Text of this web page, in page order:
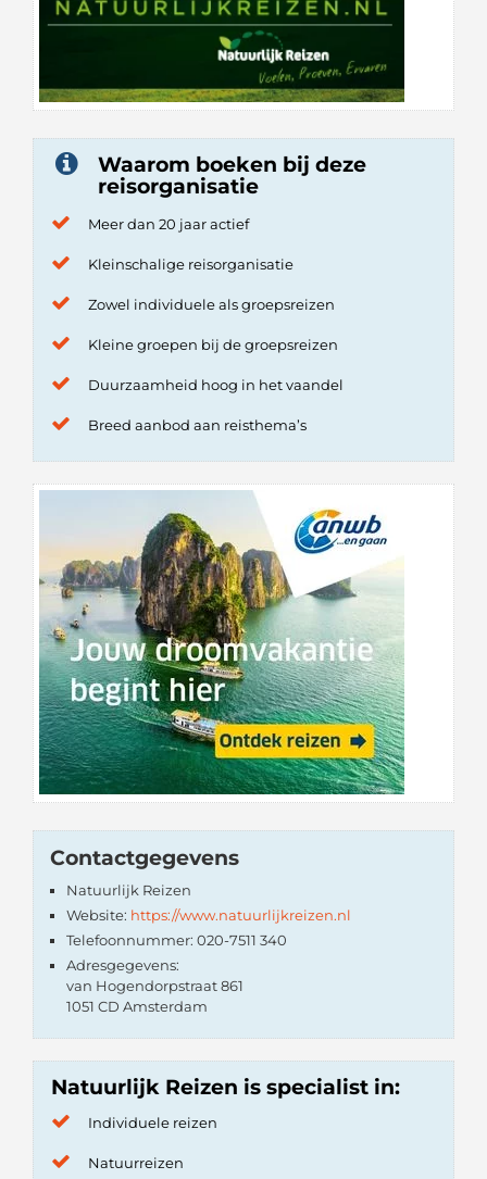
Waarom boeken bij deze
reisorganisatie
Meer dan 20 jaar actief
Kleinschalige reisorganisatie
Zowel individuele als groepsreizen
Kleine groepen bij de groepsreizen
Duurzaamheid hoog in het vaandel
Breed aanbod aan reisthema’s
Contactgegevens
Natuurlijk Reizen
Website: https://www.natuurlijkreizen.nl
Telefoonnummer: 020-7511 340
Adresgegevens:
van Hogendorpstraat 861
1051 CD Amsterdam
Natuurlijk Reizen is specialist in:
Individuele reizen
Natuurreizen